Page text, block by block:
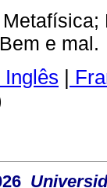
Metafísica;
e mal.
|